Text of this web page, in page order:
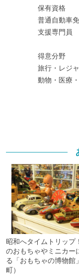
保有資格
普通自動車
支援専門員
得意分野
旅行・レジ
動物・医療
昭和へタイムトリップ
のおもちゃやミニカー
る「おもちゃの博物館
町）